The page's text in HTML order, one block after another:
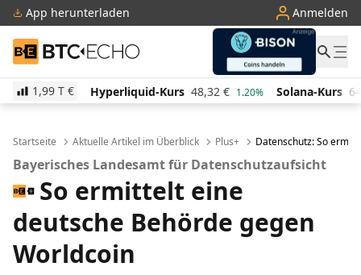
App herunterladen Anmelden
BTC-ECHO
1,99 T €
Kurs 48,32 € 1.20% Solana-Kurs 64,03 € 0.70%
Startseite Aktuelle Artikel im Überblick Plus+ Datenschutz: So
Bayerisches Landesamt für Datenschutzaufsicht
So ermittelt eine
deutsche Behörde gegen
Worldcoin